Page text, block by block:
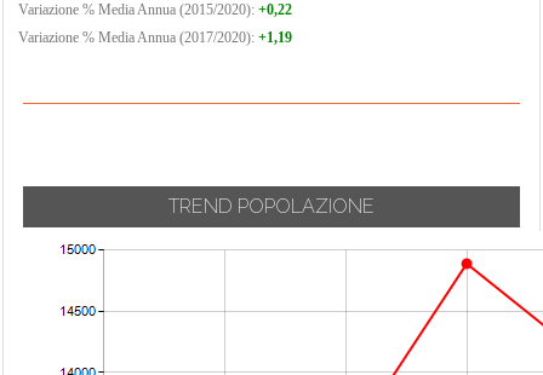
Variazione % Media Annua (2015/2020): +0,22
Variazione % Media Annua (2017/2020): +1,19
TREND POPOLAZIONE